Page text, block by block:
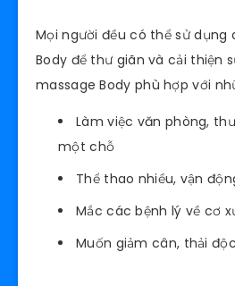
Mọi người đều có thể sử dụng
Body để thư giãn và cải thiện
massage Body phù hợp với
Làm việc văn phòng,
một chỗ
Thể thao nhiều, vận
Mắc các bệnh lý về cơ
Muốn giảm cân, thải